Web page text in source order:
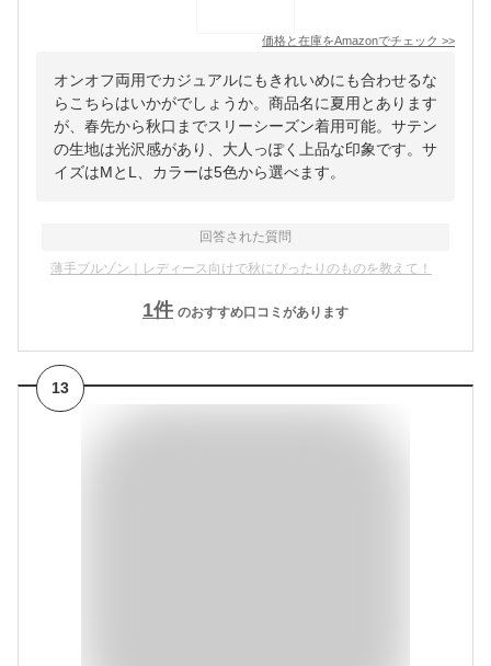
価格と在庫をAmazonでチェック >>
オンオフ両用でカジュアルにもきれいめにも合わせるな
らこちらはいかがでしょうか。商品名に夏用とあります
が、春先から秋口までスリーシーズン着用可能。サテン
の生地は光沢感があり、大人っぽく上品な印象です。サ
イズはMとL、カラーは5色から選べます。
回答された質問
薄手ブルゾン｜レディース向けで秋にぴったりのものを教えて！
1件 のおすすめ口コミがあります
13